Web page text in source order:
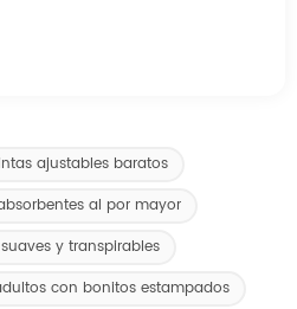
ajustables baratos
al por mayor
y transpirables
con bonitos estampados